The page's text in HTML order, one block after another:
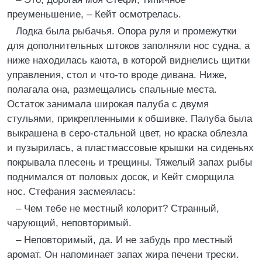
преуменьшение, – Кейт осмотрелась.
Лодка была рыбачья. Опора руля и промежутки
для дополнительных штоков заполняли нос судна, а
ниже находилась каюта, в которой виднелись щитки
управления, стол и что-то вроде дивана. Ниже,
полагала она, размещались спальные места.
Остаток занимала широкая палуба с двумя
стульями, прикрепленными к обшивке. Палуба была
выкрашена в серо-стальной цвет, но краска облезла
и пузырилась, а пластмассовые крышки на сиденьях
покрывала плесень и трещины. Тяжелый запах рыбы
поднимался от половых досок, и Кейт сморщила
нос. Стефания засмеялась:
– Чем тебе не местный колорит? Странный,
чарующий, неповторимый.
– Неповторимый, да. И не забудь про местный
аромат. Он напоминает запах жира печени трески.